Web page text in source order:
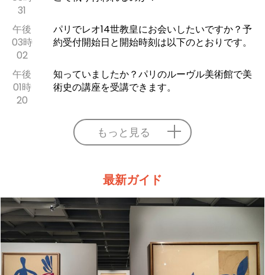
31
午後
03時
02
パリでレオ14世教皇にお会いしたいですか？予
約受付開始日と開始時刻は以下のとおりです。
午後
01時
20
知っていましたか？パリのルーヴル美術館で美
術史の講座を受講できます。
もっと見る
最新ガイド